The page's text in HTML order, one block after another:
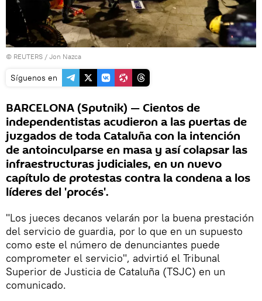
© REUTERS / Jon Nazca
Síguenos en
BARCELONA (Sputnik) — Cientos de
independentistas acudieron a las puertas de
juzgados de toda Cataluña con la intención
de antoinculparse en masa y así colapsar las
infraestructuras judiciales, en un nuevo
capítulo de protestas contra la condena a los
líderes del 'procés'.
"Los jueces decanos velarán por la buena prestación
del servicio de guardia, por lo que en un supuesto
como este el número de denunciantes puede
comprometer el servicio", advirtió el Tribunal
Superior de Justicia de Cataluña (TSJC) en un
comunicado.